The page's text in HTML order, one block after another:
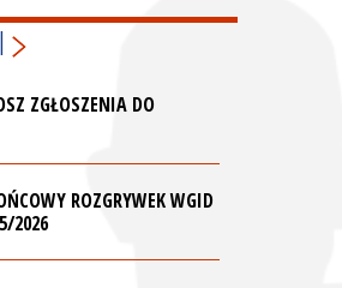
ZGŁOSZENIA DO
ROZGRYWEK WGID
2026